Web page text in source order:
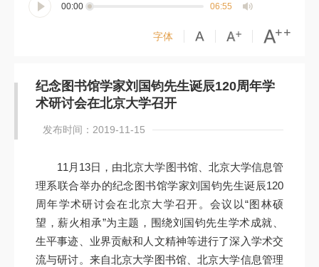
00:00 06:55
字体
纪念图书馆学家刘国钧先生诞辰120周年学
术研讨会在北京大学召开
发布时间：2019-11-15
11月13日，由北京大学图书馆、北京大学信息管
理系联合举办的纪念图书馆学家刘国钧先生诞辰120
周年学术研讨会在北京大学召开。会议以“图林硕
望，薪火相承”为主题，围绕刘国钧先生学术成就、
生平事迹、业界贡献和人文精神等进行了深入学术交
流与研讨。来自北京大学图书馆、北京大学信息管理